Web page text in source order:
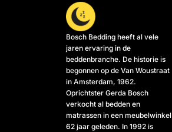
Bosch Bedding heeft al vele
jaren ervaring in de
beddenbranche. De historie is
begonnen op de Van Woustraat
in Amsterdam, 1962.
Oprichtster Gerda Bosch
verkocht al bedden en
matrassen in een meubelwinkel
62 jaar geleden. In 1992 is